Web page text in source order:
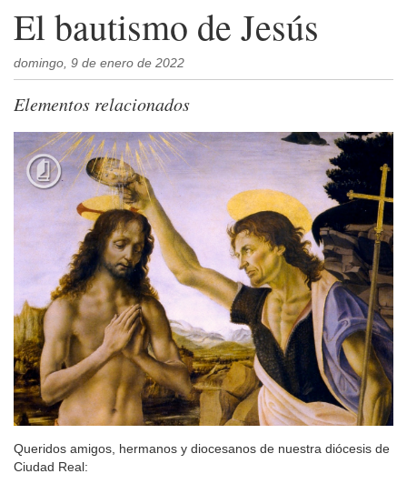
El bautismo de Jesús
domingo, 9 de enero de 2022
Elementos relacionados
Queridos amigos, hermanos y diocesanos de nuestra diócesis de
Ciudad Real: